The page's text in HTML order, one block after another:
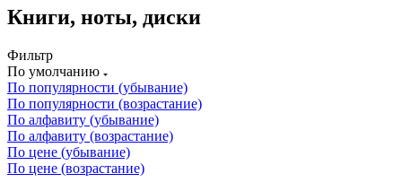
Книги, ноты, диски
Фильтр
По умолчанию
По популярности (убывание)
По популярности (возрастание)
По алфавиту (убывание)
По алфавиту (возрастание)
По цене (убывание)
По цене (возрастание)